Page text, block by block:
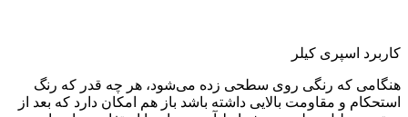
کاربرد اسپری کیلر
هنگامی که رنگی روی سطحی زده می‌شود، هر چه قدر که رنگ
استحکام و مقاومت بالایی داشته باشد باز هم امکان دارد که بعد از